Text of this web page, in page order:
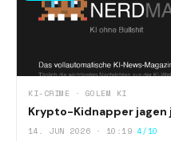
KI-CRIME · GOLEM KI
Krypto-Kidnapper
14. JUN 2026 · 10:19 4/10